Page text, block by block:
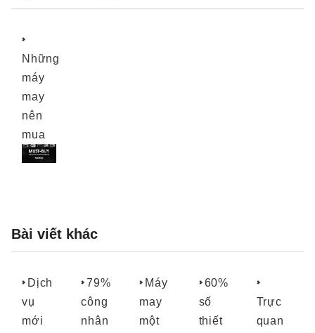
Những
máy
may
nên
mua
Bài viết khác
Dịch
vụ
mới
79%
công
nhân
Máy
may
một
60%
số
thiết
Trực
quan